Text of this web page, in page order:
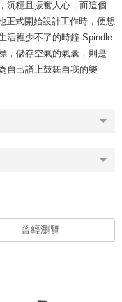
沉穩且振奮人心，而這個
正式開始設計工作時，便想
活裡少不了的時鐘 Spindle
，儲存空氣的氣囊，則是
自己譜上鼓舞自我的樂
曾經瀏覽